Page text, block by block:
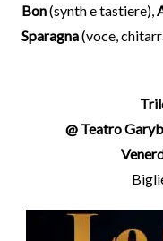
Bon(synth e tastiere),
Sparagna(voce,
@ Teatro